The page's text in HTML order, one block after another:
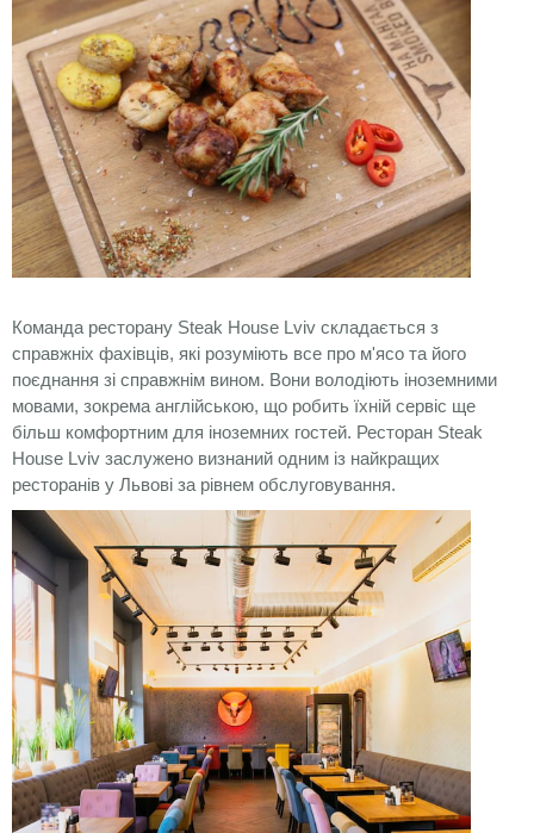
Команда ресторану Steak House Lviv складається з
справжніх фахівців, які розуміють все про м'ясо та його
поєднання зі справжнім вином. Вони володіють іноземними
мовами, зокрема англійською, що робить їхній сервіс ще
більш комфортним для іноземних гостей. Ресторан Steak
House Lviv заслужено визнаний одним із найкращих
ресторанів у Львові за рівнем обслуговування.